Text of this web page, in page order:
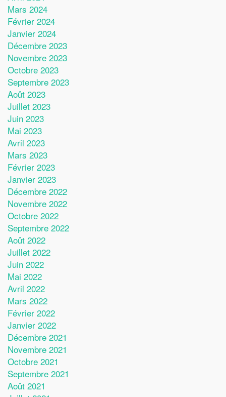
Mars 2024
Février 2024
Janvier 2024
Décembre 2023
Novembre 2023
Octobre 2023
Septembre 2023
Août 2023
Juillet 2023
Juin 2023
Mai 2023
Avril 2023
Mars 2023
Février 2023
Janvier 2023
Décembre 2022
Novembre 2022
Octobre 2022
Septembre 2022
Août 2022
Juillet 2022
Juin 2022
Mai 2022
Avril 2022
Mars 2022
Février 2022
Janvier 2022
Décembre 2021
Novembre 2021
Octobre 2021
Septembre 2021
Août 2021